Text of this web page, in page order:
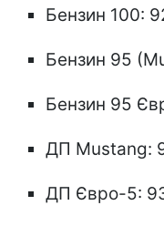
Бензин 100:
Бензин 95
Бензин 95
ДП Mustang:
ДП Євро-5: